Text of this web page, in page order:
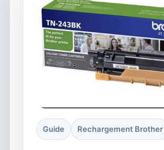
Guide Rechargement Brother